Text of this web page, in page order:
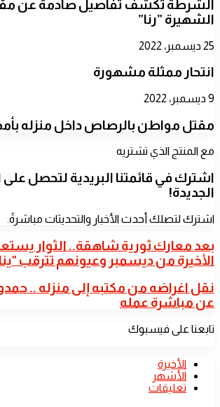
الشرطة تكشف تفاصيل صادمة عن
الشهيرة ”رنا”
25 ديسمبر، 2022
انتحار ممثلة مشهورة
9 ديسمبر، 2022
مقتل مواطن بالرصاص داخل منزله
مع المنتج الذي تشتريه
اشترك في قائمتنا البريدية لتحصل على
الجديدة!
اشترك لتصلك أحدث الأخبار والتحديثات مباشرةً.
بعد
معارك
ثورية
الثوار
يستعدون
الأخيرة
من
وعيونهم
تترقب
"يناير"
بعد معارك ثورية شاهقة.. الثوار
الأخيرة من ديسمبر وعيونهم تترقب
نقل
اغراضه
من
إلى
حمدوك
يغيب
اليوم
نقل اغراضه من مكتبه إلى منزله ..
عن مباشرة عمله
تابعنا على فيسبوك
الأخيرة
الأشهر
تعليقات